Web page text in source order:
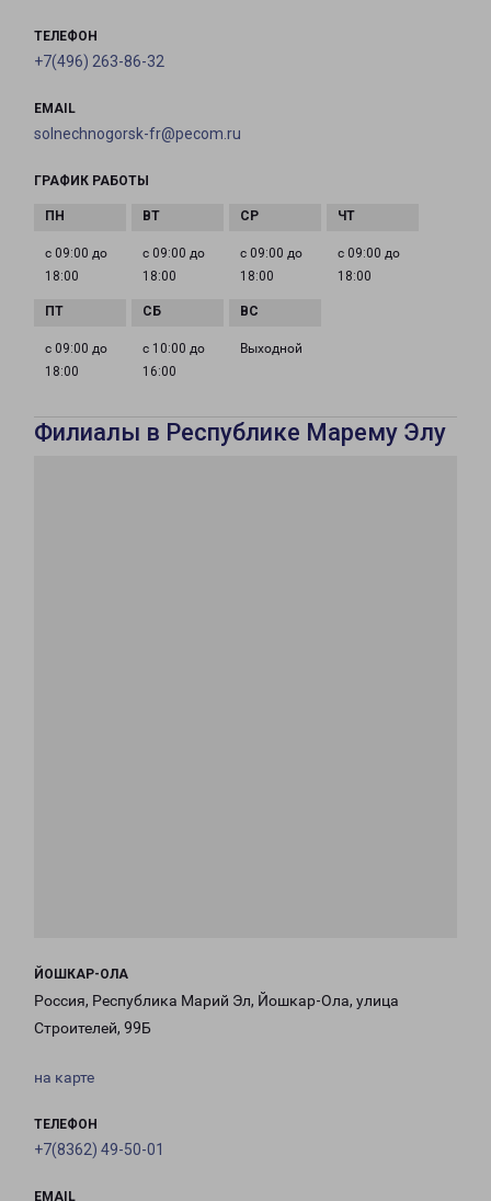
ТЕЛЕФОН
+7(496) 263-86-32
EMAIL
solnechnogorsk-fr@pecom.ru
ГРАФИК РАБОТЫ
с 09:00 до
18:00
с 09:00 до
18:00
с 09:00 до
18:00
с 09:00 до
18:00
с 09:00 до
18:00
с 10:00 до
16:00
Выходной
Филиалы в Республике Марему Элу
ЙОШКАР-ОЛА
Россия, Республика Марий Эл, Йошкар-Ола, улица
Строителей, 99Б
на карте
ТЕЛЕФОН
+7(8362) 49-50-01
EMAIL